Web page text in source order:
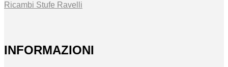
Ricambi Stufe Ravelli
INFORMAZIONI